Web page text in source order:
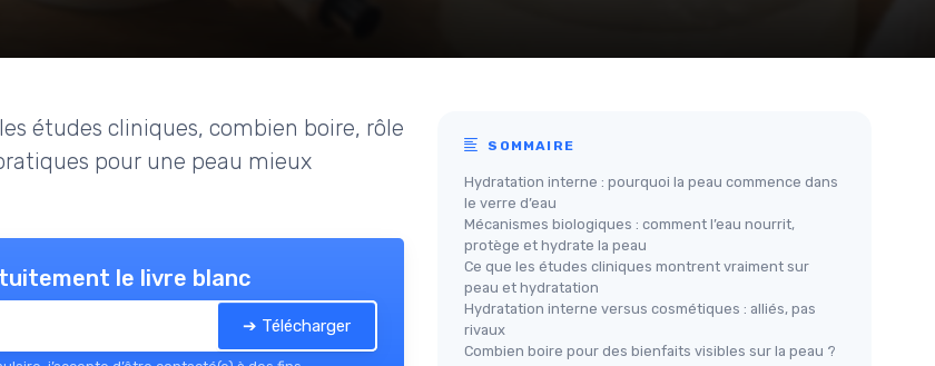
études cliniques, combien boire, rôle
pour une peau mieux
le livre blanc
➔ Télécharger
SOMMAIRE
Hydratation interne : pourquoi la peau commence dans
le verre d’eau
Mécanismes biologiques : comment l’eau nourrit,
protège et hydrate la peau
Ce que les études cliniques montrent vraiment sur
peau et hydratation
Hydratation interne versus cosmétiques : alliés, pas
rivaux
Combien boire pour des bienfaits visibles sur la peau ?